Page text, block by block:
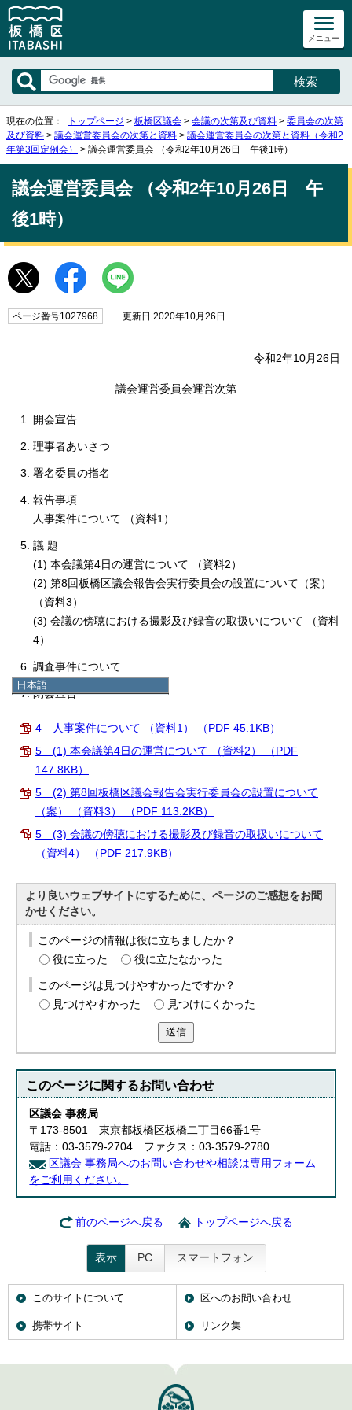
メニュー
日本語
日本語
한국어
简体中文
繁體中文
現在の位置： トップページ > 板橋区議会 > 会議の次第及び資料 > 委員会の次第
及び資料 > 議会運営委員会の次第と資料 > 議会運営委員会の次第と資料（令和2
年第3回定例会）
> 議会運営委員会 （令和2年10月26日 午後1時）
議会運営委員会 （令和2年10月26日 午
後1時）
ページ番号1027968 更新日 2020年10月26日
令和2年10月26日
議会運営委員会運営次第
開会宣告
理事者あいさつ
署名委員の指名
報告事項
人事案件について （資料1）
議 題
(1) 本会議第4日の運営について （資料2）
(2) 第8回板橋区議会報告会実行委員会の設置について（案）
（資料3）
(3) 会議の傍聴における撮影及び録音の取扱いについて （資料
4）
調査事件について
閉会宣告
4 人事案件について （資料1） （PDF 45.1KB）
5 (1) 本会議第4日の運営について （資料2） （PDF
147.8KB）
5 (2) 第8回板橋区議会報告会実行委員会の設置について
（案） （資料3） （PDF 113.2KB）
5 (3) 会議の傍聴における撮影及び録音の取扱いについて
（資料4） （PDF 217.9KB）
より良いウェブサイトにするために、ページのご感想をお聞
かせください。
このページの情報は役に立ちましたか？
役に立った
役に立たなかった
このページは見つけやすかったですか？
見つけやすかった
見つけにくかった
送信
このページに関するお問い合わせ
区議会 事務局
〒173-8501 東京都板橋区板橋二丁目66番1号
電話：03-3579-2704 ファクス：03-3579-2780
区議会 事務局へのお問い合わせや相談は専用フォーム
をご利用ください。
前のページへ戻る トップページへ戻る
表示 PC スマートフォン
このサイトについて 区へのお問い合わせ
携帯サイト リンク集